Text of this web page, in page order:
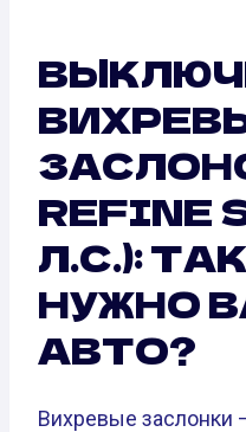
REFINE
Л.С.):
НУЖНО
АВТО?
Вихревые заслонки